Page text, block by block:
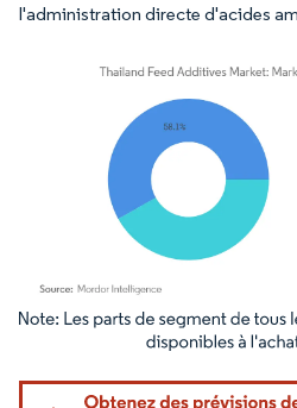
l'administration directe d'acides
Image © Mordor Intelligence. La